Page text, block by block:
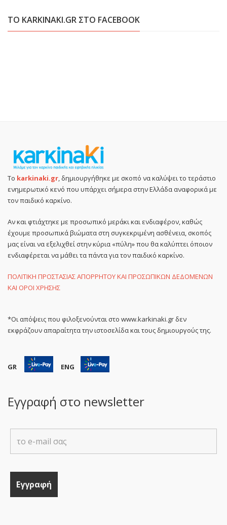
ΤΟ KARKINAKI.GR ΣΤΟ FACEBOOK
Το karkinaki.gr, δημιουργήθηκε με σκοπό να καλύψει το τεράστιο
ενημερωτικό κενό που υπάρχει σήμερα στην Ελλάδα αναφορικά με
τον παιδικό καρκίνο.
Αν και φτιάχτηκε με προσωπικό μεράκι και ενδιαφέρον, καθώς
έχουμε προσωπικά βιώματα στη συγκεκριμένη ασθένεια, σκοπός
μας είναι να εξελιχθεί στην κύρια «πύλη» που θα καλύπτει όποιον
ενδιαφέρεται να μάθει τα πάντα για τον παιδικό καρκίνο.
ΠΟΛΙΤΙΚΗ ΠΡΟΣΤΑΣΙΑΣ ΑΠΟΡΡΗΤΟΥ ΚΑΙ ΠΡΟΣΩΠΙΚΩΝ ΔΕΔΟΜΕΝΩΝ
ΚΑΙ ΟΡΟΙ ΧΡΗΣΗΣ
*Οι απόψεις που φιλοξενούνται στο www.karkinaki.gr δεν
εκφράζουν απαραίτητα την ιστοσελίδα και τους δημιουργούς της.
GR ENG
Εγγραφή στο newsletter